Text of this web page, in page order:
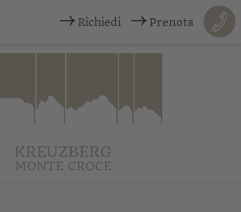
Richiedi Prenota